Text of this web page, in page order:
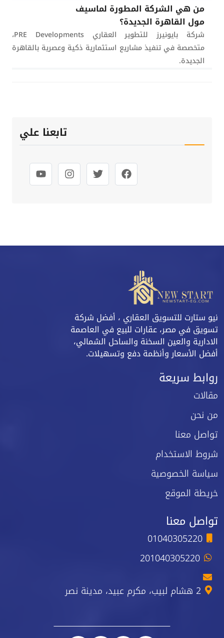
من هي الشركة المطورة لماسيف
مول القاهرة الجديدة؟
شركة بايونيرز للتطوير العقاري PRE Developments،
متخصصة في تنفيذ مشاريع استثمارية ذكية وعصرية بالقاهرة
الجديدة.
تابعنا علي
نيو ستارت للتسويق العقاري ، أفضل شركة
تسويق في مصر، عقارات للبيع في العاصمة
الادارية والعين السخنة والساحل الشمالي،
أفضل الأسعار وأنظمة دفع وتسهيلات.
روابط سريعة
مقالات
من نحن
تواصل معنا
شروط الاستخدام
سياسة الخصوصية
خريطة الموقع
تواصل معنا
01040305220
201040305220
2 هشام لبيب، مكرم عبيد، مدينة نصر